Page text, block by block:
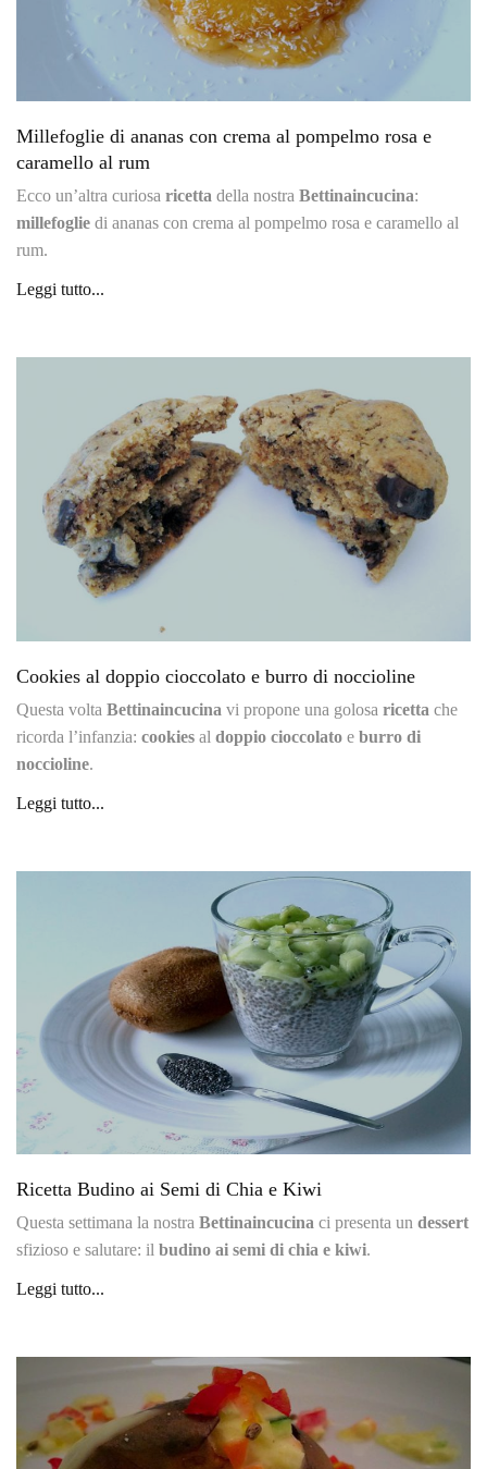
Millefoglie di ananas con crema al pompelmo rosa e
caramello al rum
Ecco un’altra curiosa ricetta della nostra Bettinaincucina:
millefoglie di ananas con crema al pompelmo rosa e caramello al
rum.
Leggi tutto...
Cookies al doppio cioccolato e burro di noccioline
Questa volta Bettinaincucina vi propone una golosa ricetta che
ricorda l’infanzia: cookies al doppio cioccolato e burro di
noccioline.
Leggi tutto...
Ricetta Budino ai Semi di Chia e Kiwi
Questa settimana la nostra Bettinaincucina ci presenta un dessert
sfizioso e salutare: il budino ai semi di chia e kiwi.
Leggi tutto...